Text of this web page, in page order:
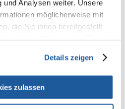
und Analysen weiter. Unsere
möglicherweise mit
die Sie ihnen bereitgestellt
Details zeigen
zulassen
Mannano-Oligosaccharide 0 0,05%,
%, Mojave Yucca 0,03%.
E5 / Mangan ( Manganoxid) - 2 mg, E2